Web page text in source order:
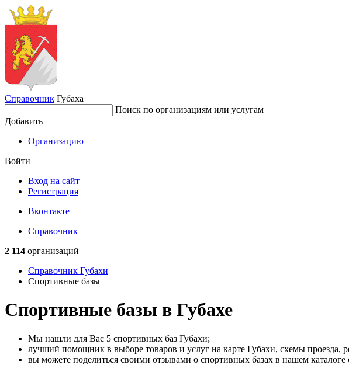
Справочник Губаха
Поиск по организациям или услугам
Добавить
Организацию
Войти
Вход на сайт
Регистрация
Вконтакте
Справочник
2 114 организаций
Справочник Губахи
Спортивные базы
Спортивные базы в Губахе
Мы нашли для Вас 5 спортивных баз Губахи;
лучший помощник в выборе товаров и услуг на карте Губахи, схемы проезда,
вы можете поделиться своими отзывами о спортивных базах в нашем каталоге